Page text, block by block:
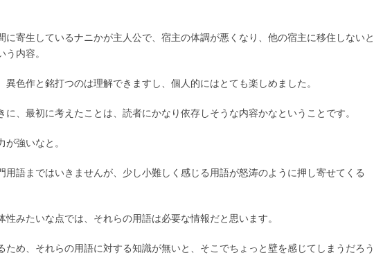
に寄生しているナニかが主人公で、宿主の体調が悪くなり、他の宿主に移住しないと
う内容。
異色作と銘打つのは理解できますし、個人的にはとても楽しめました。
に、最初に考えたことは、読者にかなり依存しそうな内容かなということです。
が強いなと。
用語まではいきませんが、少し小難しく感じる用語が怒涛のように押し寄せてくる
性みたいな点では、それらの用語は必要な情報だと思います。
ため、それらの用語に対する知識が無いと、そこでちょっと壁を感じてしまうだろう